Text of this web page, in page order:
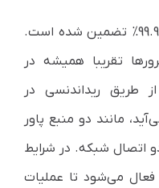
یکی از مهم‌ترین ویژگی‌ها، آپتایم 99.9% تضمین شده است.
تقریبا همیشه در
طریق ریداندنسی در
مانند دو منبع پاور
اتصال شبکه. در شرایط
فعال می‌شود تا عملیات